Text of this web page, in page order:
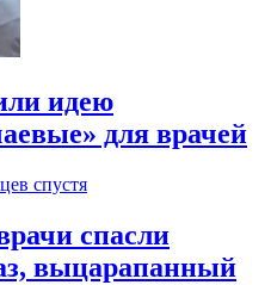
идею
для врачей
спустя
спасли
выцарапанный